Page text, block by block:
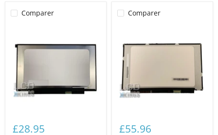
Comparer
£28.95
Comparer
£55.96